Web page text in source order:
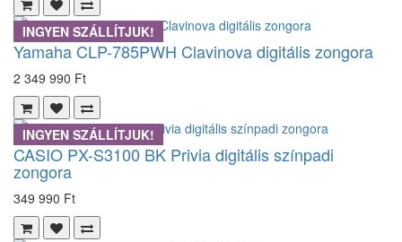
INGYEN SZÁLLÍTJUK!
Yamaha CLP-785PWH Clavinova digitális zongora
2 349 990 Ft
INGYEN SZÁLLÍTJUK!
CASIO PX-S3100 BK Privia digitális színpadi
zongora
349 990 Ft